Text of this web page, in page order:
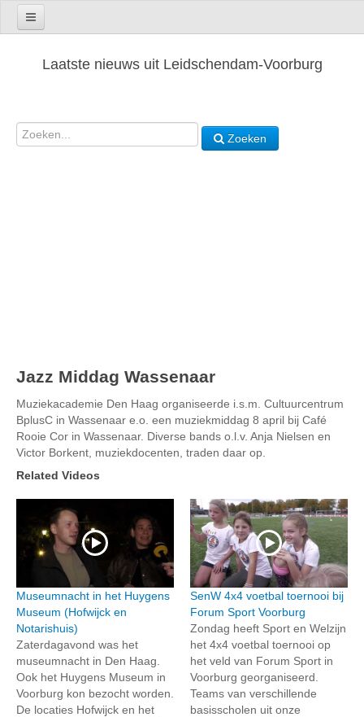
Laatste nieuws uit Leidschendam-Voorburg
Zoeken
Jazz Middag Wassenaar
Muziekacademie Den Haag organiseerde i.s.m. Cultuurcentrum
BplusC in Wassenaar e.o. een muziekmiddag 8 april bij Café
Rooie Cor in Wassenaar. Diverse bands o.l.v. Anja Nielsen en
Victor Borkent, muziekdocenten, traden daar op.
Related Videos
Museumnacht in het Huygens
Museum (Hofwijck en
Notarishuis)
Zaterdagavond was het
museumnacht in Den Haag.
Ook het Huygens Museum in
Voorburg kon bezocht worden.
De locaties Hofwijck en het
SenW 4x4 voetbal toernooi bij
Forum Sport Voorburg
Zondag heeft Sport en Welzijn
het 4x4 voetbal toernooi op
het veld van Forum Sport in
Voorburg georganiseerd.
Teams van verschillende
basisscholen uit onze